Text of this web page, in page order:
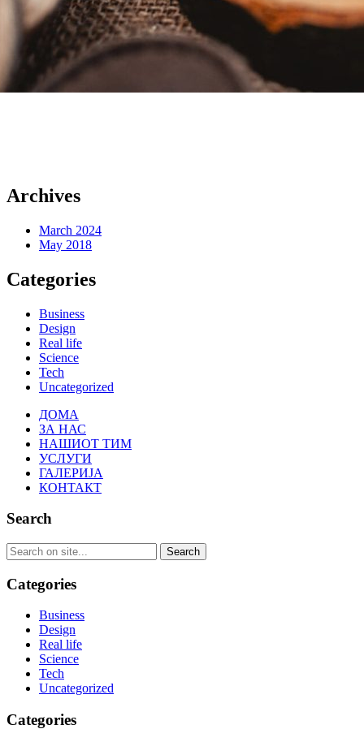
Archives
March 2024
May 2018
Categories
Business
Design
Real life
Science
Tech
Uncategorized
ДОМА
ЗА НАС
НАШИОТ ТИМ
УСЛУГИ
ГАЛЕРИЈА
КОНТАКТ
Search
Categories
Business
Design
Real life
Science
Tech
Uncategorized
Categories